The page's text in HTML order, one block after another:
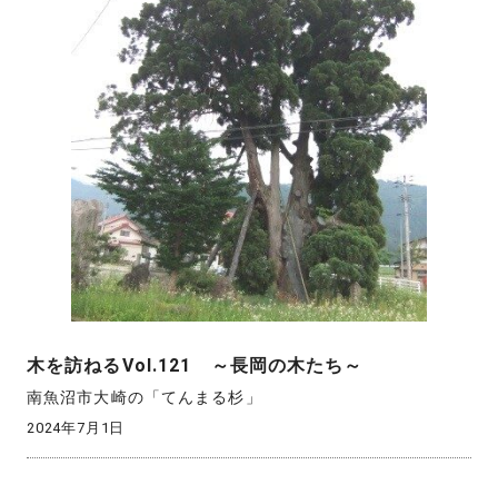
木を訪ねるVol.121 ～長岡の木たち～
南魚沼市大崎の「てんまる杉」
2024年7月1日